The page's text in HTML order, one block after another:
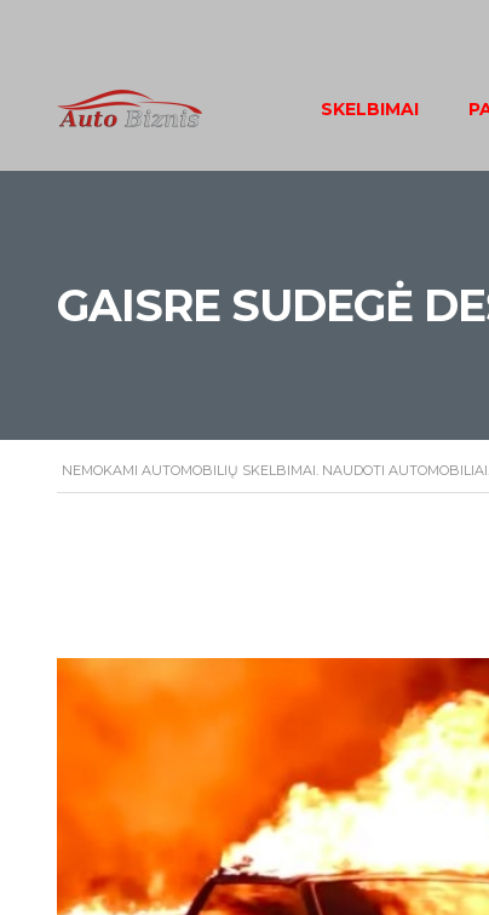
SKELBIMAI
GAISRE SUDEGĖ
NEMOKAMI AUTOMOBILIŲ SKELBIMAI. NAUDOTI AUTOMOBILIAI.